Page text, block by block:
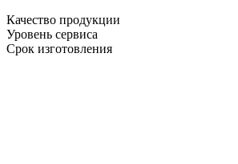
Качество продукции
Уровень сервиса
Срок изготовления